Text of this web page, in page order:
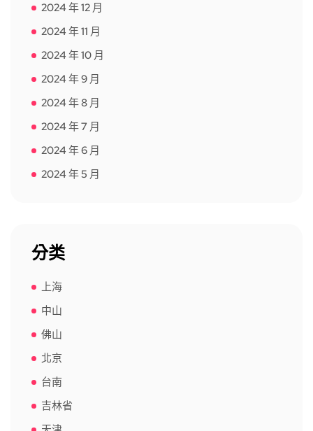
2024 年 12 月
2024 年 11 月
2024 年 10 月
2024 年 9 月
2024 年 8 月
2024 年 7 月
2024 年 6 月
2024 年 5 月
分类
上海
中山
佛山
北京
台南
吉林省